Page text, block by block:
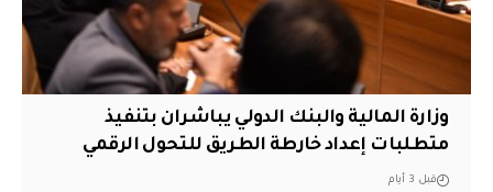
وزارة المالية والبنك الدولي يباشران بتنفيذ
متطلبات إعداد خارطة الطريق للتحول الرقمي
قبل 3 أيام